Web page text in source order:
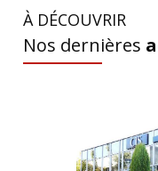
À DÉCOUVRIR
Nos dernières